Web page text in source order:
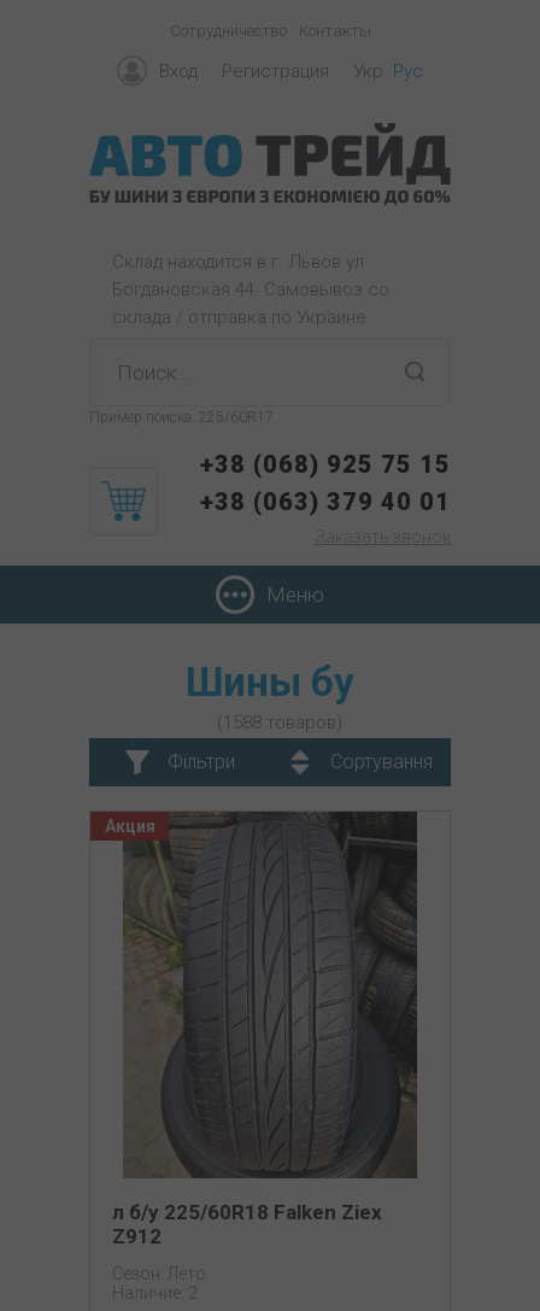
Сотрудничество Контакты
Вход Регистрация Укр Рус
Склад находится в г. Львов ул
Богдановская 44. Самовывоз со
склада / отправка по Украине
Пример поиска: 225/60R17
+38 (068) 925 75 15
+38 (063) 379 40 01
Заказать звонок
Меню
Шины бу
(1588 товаров)
Фільтри Сортування
Акция
л б/у 225/60R18 Falken Ziex
Z912
Сезон: Лето
Наличие: 2